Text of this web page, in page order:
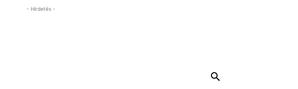
- Hirdetés -